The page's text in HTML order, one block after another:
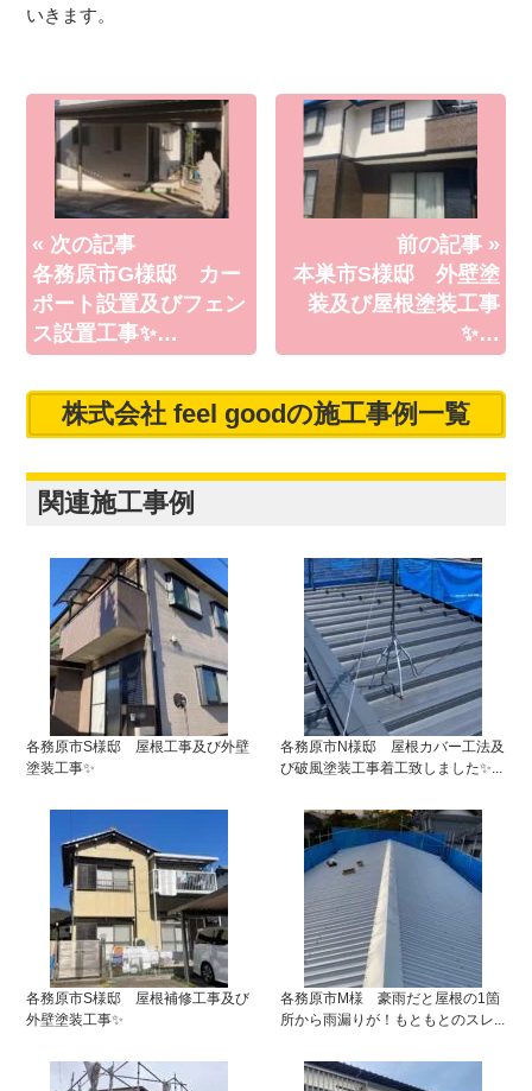
いきます。
« 次の記事
各務原市G様邸 カー
ポート設置及びフェン
ス設置工事✨…
前の記事 »
本巣市S様邸 外壁塗
装及び屋根塗装工事
✨…
株式会社 feel goodの施工事例一覧
関連施工事例
各務原市S様邸 屋根工事及び外壁
塗装工事✨
各務原市N様邸 屋根カバー工法及
び破風塗装工事着工致しました✨...
各務原市S様邸 屋根補修工事及び
外壁塗装工事✨
各務原市M様 豪雨だと屋根の1箇
所から雨漏りが！もともとのスレ...